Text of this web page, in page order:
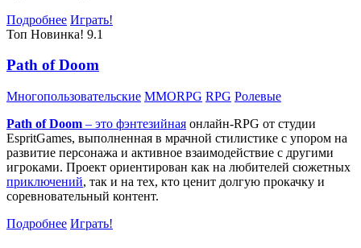
Подробнее Играть!
Топ Новинка! 9.1
Path of Doom
Многопользовательские MMORPG RPG Ролевые
Path of Doom – это фэнтезийная онлайн-RPG от студии
EspritGames, выполненная в мрачной стилистике с упором на
развитие персонажа и активное взаимодействие с другими
игроками. Проект ориентирован как на любителей сюжетных
приключений, так и на тех, кто ценит долгую прокачку и
соревновательный контент.
Подробнее Играть!